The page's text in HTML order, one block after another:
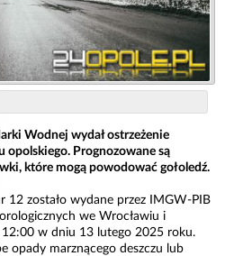
Wodnej wydał ostrzeżenie
opolskiego. Prognozowane są
które mogą powodować gołoledź.
12 zostało wydane przez IMGW-PIB
we Wrocławiu i
w dniu 13 lutego 2025 roku.
opady marznącego deszczu lub